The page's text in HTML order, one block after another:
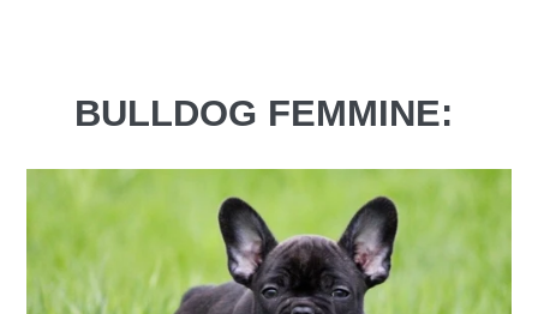
BULLDOG FEMMINE: